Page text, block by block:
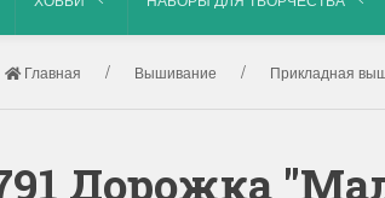
Главная Вышивание Прикладная
Дорожка